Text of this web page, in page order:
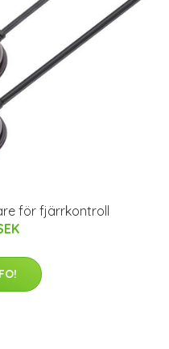
för fjärrkontroll